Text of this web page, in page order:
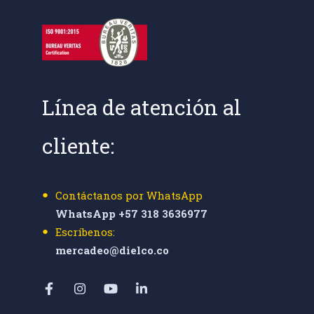
Línea de atención al
cliente:
Contáctanos por WhatsApp
WhatsApp +57 318 3636977
Escríbenos:
mercadeo@dielco.co